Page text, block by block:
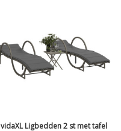
vidaXL Ligbedden 2 st met tafel